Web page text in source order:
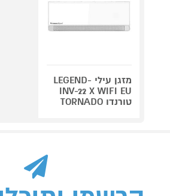
מזגן עילי LEGEND-
INV-22 X WIFI EU
טורנדו TORNADO